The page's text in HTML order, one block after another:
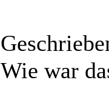
Wie war